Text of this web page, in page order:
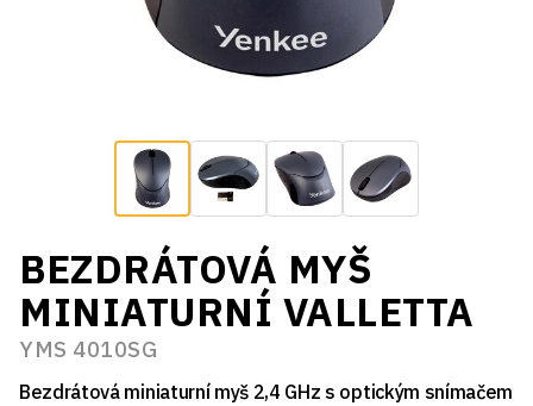
BEZDRÁTOVÁ MYŠ
MINIATURNÍ VALLETTA
YMS 4010SG
Bezdrátová miniaturní myš 2,4 GHz s optickým snímačem